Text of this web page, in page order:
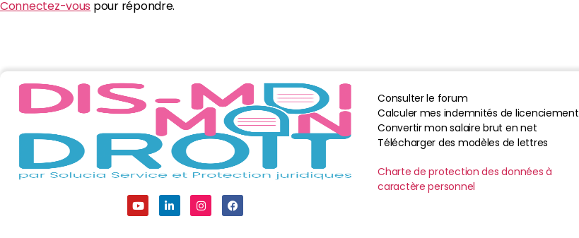
Connectez-vous pour répondre.
Consulter le forum
Calculer mes indemnités de licenciement
Convertir mon salaire brut en net
Télécharger des modèles de lettres
Charte de protection des données à
caractère personnel